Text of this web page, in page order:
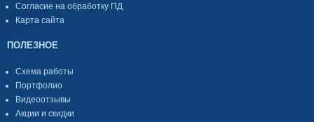
Согласие на обработку ПД
Карта сайта
ПОЛЕЗНОЕ
Схема работы
Портфолио
Видеоотзывы
Акции и скидки